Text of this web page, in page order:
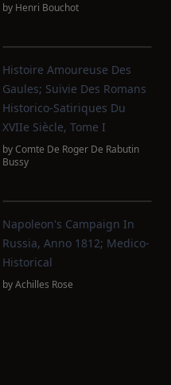
by Henri Bouchot
Histoire Amoureuse Des
Gaules; Suivie Des Romans
Historico-Satiriques Du
XVIIe Siècle, Tome I
byComte De Roger De Rabutin
Bussy
Napoleon's Campaign In
Russia, Anno 1812; Medico-
Historical
byAchilles Rose